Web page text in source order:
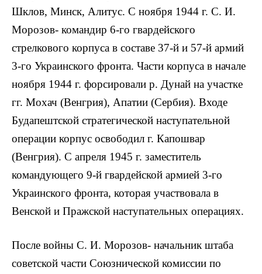
Шклов, Минск, Алитус. С ноября 1944 г. С. И.
Морозов- командир 6-го гвардейского
стрелкового корпуса в составе 37-й и 57-й армий
3-го Украинского фронта. Части корпуса в начале
ноября 1944 г. форсировали р. Дунай на участке
гг. Мохач (Венгрия), Апатии (Сербия). Входе
Будапештской стратегической наступательной
операции корпус освободил г. Капошвар
(Венгрия). С апреля 1945 г. заместитель
командующего 9-й гвардейской армией 3-го
Украинского фронта, которая участвовала в
Венской и Пражской наступательных операциях.
После войны С. И. Морозов- начальник штаба
советской части Союзнической комиссии по